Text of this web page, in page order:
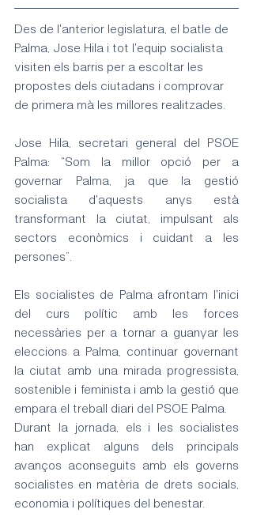
Des de l'anterior legislatura, el batle de
Palma, Jose Hila i tot l'equip socialista
visiten els barris per a escoltar les
propostes dels ciutadans i comprovar
de primera mà les millores realitzades.
Jose Hila, secretari general del PSOE
Palma: “Som la millor opció per a
governar Palma, ja que la gestió
socialista d'aquests anys està
transformant la ciutat, impulsant als
sectors econòmics i cuidant a les
persones”.
Els socialistes de Palma afrontam l'inici
del curs polític amb les forces
necessàries per a tornar a guanyar les
eleccions a Palma, continuar governant
la ciutat amb una mirada progressista,
sostenible i feminista i amb la gestió que
empara el treball diari del PSOE Palma.
Durant la jornada, els i les socialistes
han explicat alguns dels principals
avanços aconseguits amb els governs
socialistes en matèria de drets socials,
economia i polítiques del benestar.